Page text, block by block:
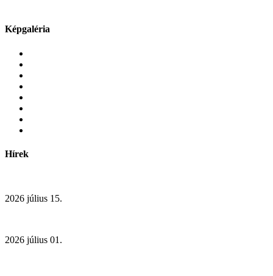
Képgaléria
Hírek
2026 július 15.
2026 július 01.